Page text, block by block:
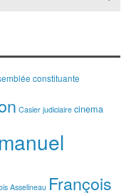
constituante
Casier judiciaire cinema
Asselineau François